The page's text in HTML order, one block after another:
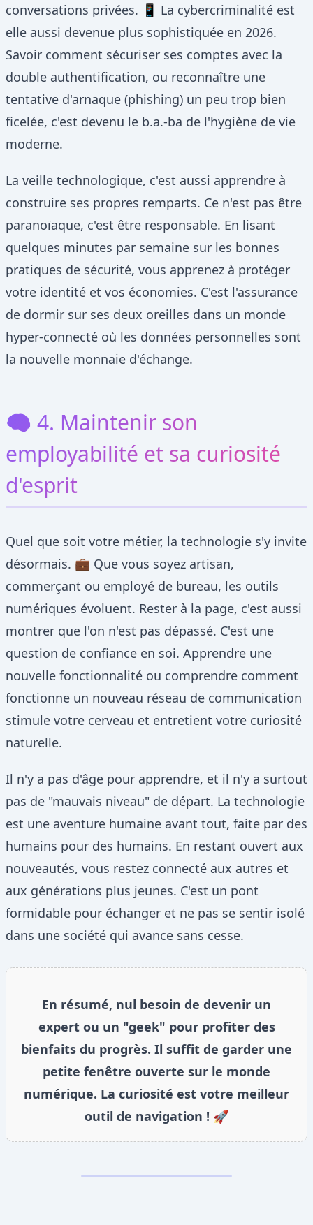
conversations privées. 📱 La cybercriminalité est
elle aussi devenue plus sophistiquée en 2026.
Savoir comment sécuriser ses comptes avec la
double authentification, ou reconnaître une
tentative d'arnaque (phishing) un peu trop bien
ficelée, c'est devenu le b.a.-ba de l'hygiène de vie
moderne.
La veille technologique, c'est aussi apprendre à
construire ses propres remparts. Ce n'est pas être
paranoïaque, c'est être responsable. En lisant
quelques minutes par semaine sur les bonnes
pratiques de sécurité, vous apprenez à protéger
votre identité et vos économies. C'est l'assurance
de dormir sur ses deux oreilles dans un monde
hyper-connecté où les données personnelles sont
la nouvelle monnaie d'échange.
🧠 4. Maintenir son
employabilité et sa curiosité
d'esprit
Quel que soit votre métier, la technologie s'y invite
désormais. 💼 Que vous soyez artisan,
commerçant ou employé de bureau, les outils
numériques évoluent. Rester à la page, c'est aussi
montrer que l'on n'est pas dépassé. C'est une
question de confiance en soi. Apprendre une
nouvelle fonctionnalité ou comprendre comment
fonctionne un nouveau réseau de communication
stimule votre cerveau et entretient votre curiosité
naturelle.
Il n'y a pas d'âge pour apprendre, et il n'y a surtout
pas de "mauvais niveau" de départ. La technologie
est une aventure humaine avant tout, faite par des
humains pour des humains. En restant ouvert aux
nouveautés, vous restez connecté aux autres et
aux générations plus jeunes. C'est un pont
formidable pour échanger et ne pas se sentir isolé
dans une société qui avance sans cesse.
En résumé, nul besoin de devenir un
expert ou un "geek" pour profiter des
bienfaits du progrès. Il suffit de garder une
petite fenêtre ouverte sur le monde
numérique. La curiosité est votre meilleur
outil de navigation ! 🚀